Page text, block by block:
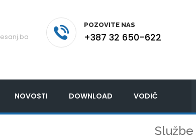
POZOVITE NAS
+387 32 650-622
NOVOSTI DOWNLOAD VODIČ
Službe